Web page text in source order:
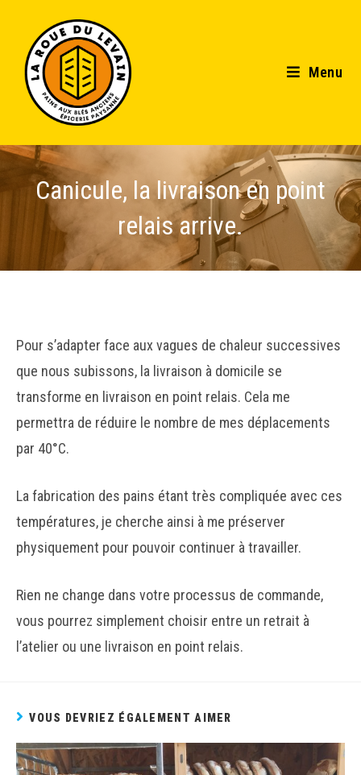
Menu
Canicule, la livraison en point
relais arrive.
Pour s’adapter face aux vagues de chaleur successives
que nous subissons, la livraison à domicile se
transforme en livraison en point relais. Cela me
permettra de réduire le nombre de mes déplacements
par 40°C.
La fabrication des pains étant très compliquée avec ces
températures, je cherche ainsi à me préserver
physiquement pour pouvoir continuer à travailler.
Rien ne change dans votre processus de commande,
vous pourrez simplement choisir entre un retrait à
l’atelier ou une livraison en point relais.
VOUS DEVRIEZ ÉGALEMENT AIMER